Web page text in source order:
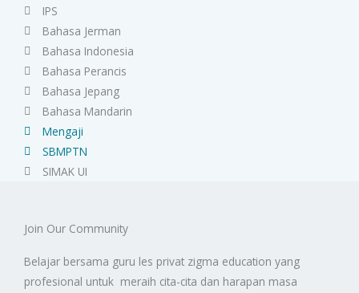
IPS
Bahasa Jerman
Bahasa Indonesia
Bahasa Perancis
Bahasa Jepang
Bahasa Mandarin
Mengaji
SBMPTN
SIMAK UI
Join Our Community
Belajar bersama guru les privat zigma education yang
profesional untuk meraih cita-cita dan harapan masa